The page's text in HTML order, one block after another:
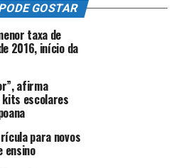
Instituto Brasileiro de
e dos ministérios da
1,3 milhão no país, a maior
a creche, o equivalente a
de mães/cuidador
GOSTAR
taxa de
2016, início da
afirma
escolares
para novos
ensino